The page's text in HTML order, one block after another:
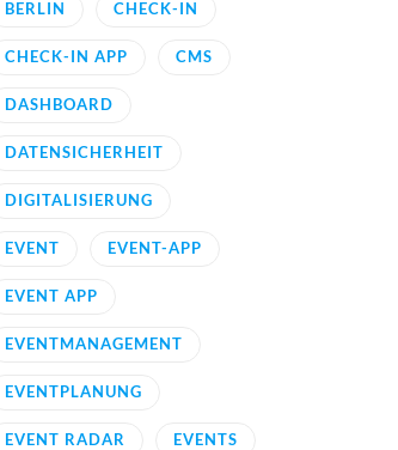
BERLIN CHECK-IN
CHECK-IN APP CMS
DASHBOARD
DATENSICHERHEIT
DIGITALISIERUNG
EVENT EVENT-APP
EVENT APP
EVENTMANAGEMENT
EVENTPLANUNG
EVENT RADAR EVENTS